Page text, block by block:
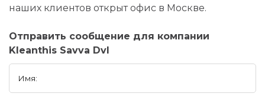
наших клиентов открыт офис в Москве.
Отправить сообщение для компании
Kleanthis Savva Dvl
Имя: